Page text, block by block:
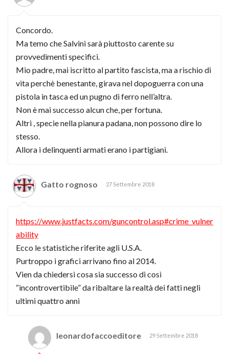
Concordo.
Ma temo che Salvini sarà piuttosto carente su
provvedimenti specifici.
Mio padre, mai iscritto al partito fascista, ma a rischio di
vita perchè benestante, girava nel dopoguerra con una
pistola in tasca ed un pugno di ferro nell’altra.
Non è mai successo alcun che, per fortuna.
Altri , specie nella pianura padana, non possono dire lo
stesso.
Allora i delinquenti armati erano i partigiani.
Gatto rognoso 27 Settembre 2018
https://www.justfacts.com/guncontrol.asp#crime_vulner
ability
Ecco le statistiche riferite agli U.S.A.
Purtroppo i grafici arrivano fino al 2014.
Vien da chiedersi cosa sia successo di così
“incontrovertibile” da ribaltare la realtà dei fatti negli
ultimi quattro anni
leonardofaccoeditore 29 Settembre 2018